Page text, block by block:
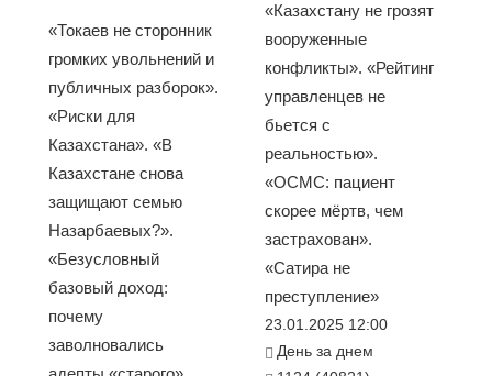
«Токаев не сторонник
громких увольнений и
публичных разборок».
«Риски для
Казахстана». «В
Казахстане снова
защищают семью
Назарбаевых?».
«Безусловный
базовый доход:
почему
заволновались
«Казахстану не грозят
вооруженные
конфликты». «Рейтинг
управленцев не
бьется с
реальностью».
«ОСМС: пациент
скорее мёртв, чем
застрахован».
«Сатира не
преступление»
23.01.2025 12:00
День за днем